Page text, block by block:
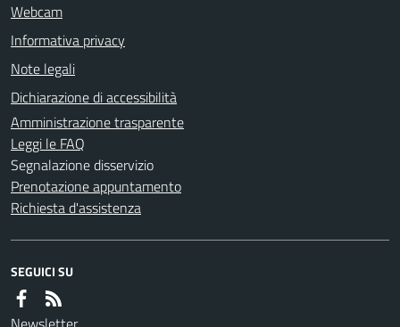
Webcam
Informativa privacy
Note legali
Dichiarazione di accessibilità
Amministrazione trasparente
Leggi le FAQ
Segnalazione disservizio
Prenotazione appuntamento
Richiesta d'assistenza
SEGUICI SU